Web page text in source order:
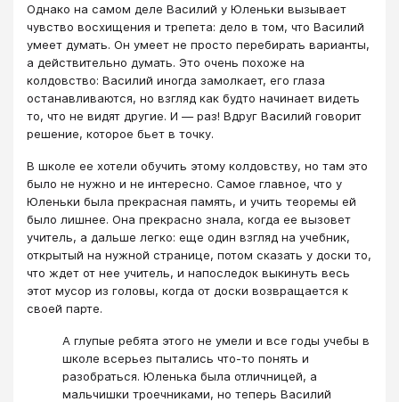
Однако на самом деле Василий у Юленьки вызывает
чувство восхищения и трепета: дело в том, что Василий
умеет думать. Он умеет не просто перебирать варианты,
а действительно думать. Это очень похоже на
колдовство: Василий иногда замолкает, его глаза
останавливаются, но взгляд как будто начинает видеть
то, что не видят другие. И ― раз! Вдруг Василий говорит
решение, которое бьет в точку.
В школе ее хотели обучить этому колдовству, но там это
было не нужно и не интересно. Самое главное, что у
Юленьки была прекрасная память, и учить теоремы ей
было лишнее. Она прекрасно знала, когда ее вызовет
учитель, а дальше легко: еще один взгляд на учебник,
открытый на нужной странице, потом сказать у доски то,
что ждет от нее учитель, и напоследок выкинуть весь
этот мусор из головы, когда от доски возвращается к
своей парте.
А глупые ребята этого не умели и все годы учебы в
школе всерьез пытались что-то понять и
разобраться. Юленька была отличницей, а
мальчишки троечниками, но теперь Василий